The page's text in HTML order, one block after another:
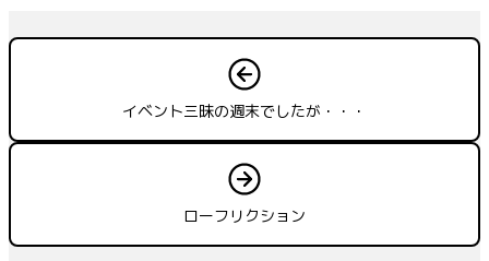
イベント三昧の週末でしたが・・・
ローフリクション